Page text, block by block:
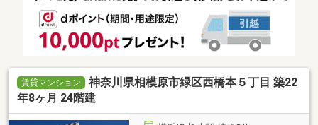
賃貸マンション
神奈川県相模原市緑区西橋本５丁目 築22
年8ヶ月 24階建